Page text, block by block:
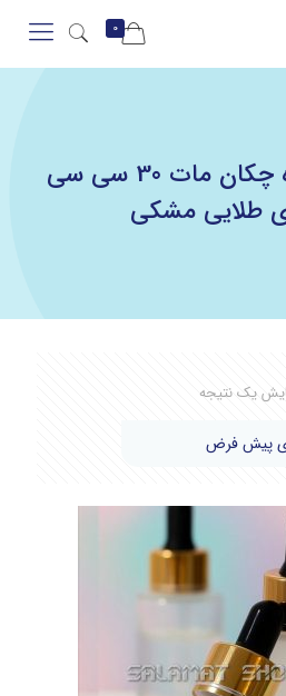
0
خرید شیشه قطره چکان مات 30 سی سی
طلایی مشکی
یک نتیجه